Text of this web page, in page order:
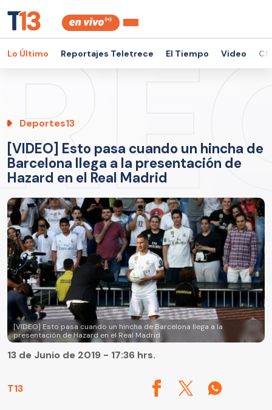
Lo Último Reportajes Teletrece El Tiempo Video
Deportes13
[VIDEO] Esto pasa cuando un hincha de
Barcelona llega a la presentación de
Hazard en el Real Madrid
[VIDEO] Esto pasa cuando un hincha de Barcelona llega a la
presentación de Hazard en el Real Madrid
T13
13 de Junio de 2019 - 17:36 hrs.